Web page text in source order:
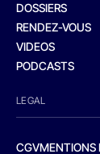
DOSSIERS
RENDEZ-VOUS
VIDEOS
PODCASTS
LEGAL
CGVMENTIONS